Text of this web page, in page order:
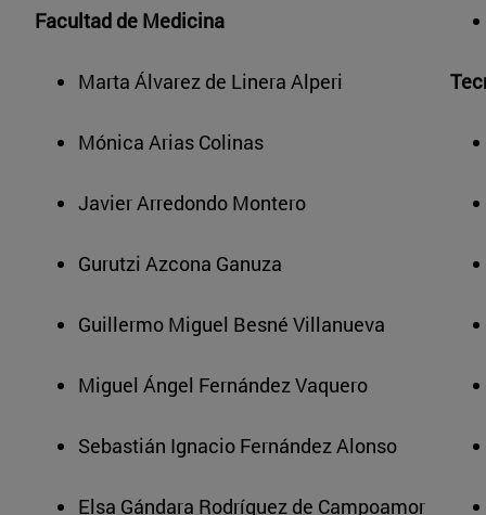
Facultad de Medicina
Marta Álvarez de Linera Alperi
Mónica Arias Colinas
Javier Arredondo Montero
Gurutzi Azcona Ganuza
Guillermo Miguel Besné Villanueva
Miguel Ángel Fernández Vaquero
Sebastián Ignacio Fernández Alonso
Elsa Gándara Rodríguez de Campoamor